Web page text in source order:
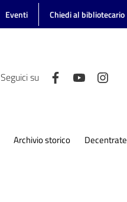
Eventi Chiedi al bibliotecario
Seguici su
Archivio storico Decentrate